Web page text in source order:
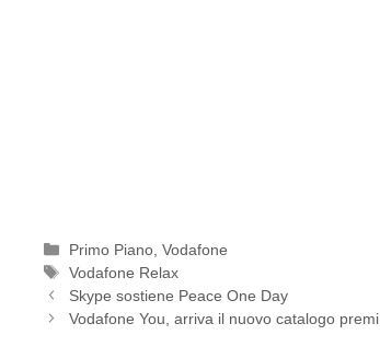
Categorie
Primo Piano ,Vodafone
Tag
Vodafone Relax
Skype sostiene Peace One Day
Vodafone You, arriva il nuovo catalogo premi